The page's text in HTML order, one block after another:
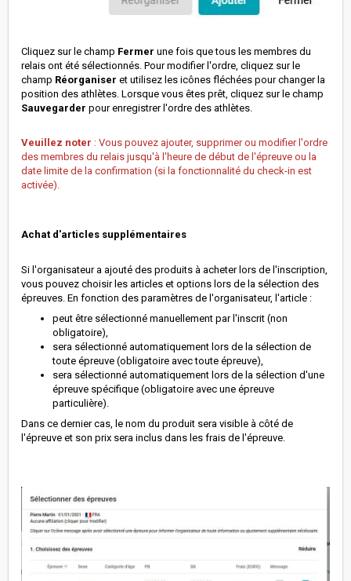
Cliquez sur le champ Fermer une fois que tous les membres du
relais ont été sélectionnés. Pour modifier l'ordre, cliquez sur le
champ Réorganiser et utilisez les icônes fléchées pour changer la
position des athlètes. Lorsque vous êtes prêt, cliquez sur le champ
Sauvegarder pour enregistrer l'ordre des athlètes.
Veuillez noter : Vous pouvez ajouter, supprimer ou modifier l'ordre
des membres du relais jusqu'à l'heure de début de l'épreuve ou la
date limite de la confirmation (si la fonctionnalité du check-in est
activée).
Achat d'articles supplémentaires
Si l'organisateur a ajouté des produits à acheter lors de l'inscription,
vous pouvez choisir les articles et options lors de la sélection des
épreuves. En fonction des paramètres de l'organisateur, l'article :
peut être sélectionné manuellement par l'inscrit (non
obligatoire),
sera sélectionné automatiquement lors de la sélection de
toute épreuve (obligatoire avec toute épreuve),
sera sélectionné automatiquement lors de la sélection d'une
épreuve spécifique (obligatoire avec une épreuve
particulière).
Dans ce dernier cas, le nom du produit sera visible à côté de
l'épreuve et son prix sera inclus dans les frais de l'épreuve.